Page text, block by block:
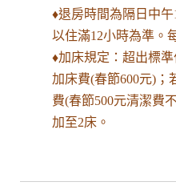
♦退房時間為隔日中午
以住滿12小時為準。
♦加床規定：超出標
加床費(春節600元)；
費(春節500元清潔費
加至2床。